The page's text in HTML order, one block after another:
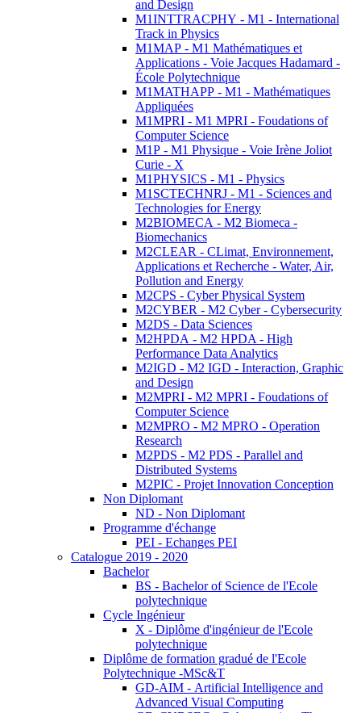
and Design
M1INTTRACPHY - M1 - International
Track in Physics
M1MAP - M1 Mathématiques et
Applications - Voie Jacques Hadamard -
École Polytechnique
M1MATHAPP - M1 - Mathématiques
Appliquées
M1MPRI - M1 MPRI - Foudations of
Computer Science
M1P - M1 Physique - Voie Irène Joliot
Curie - X
M1PHYSICS - M1 - Physics
M1SCTECHNRJ - M1 - Sciences and
Technologies for Energy
M2BIOMECA - M2 Biomeca -
Biomechanics
M2CLEAR - CLimat, Environnement,
Applications et Recherche - Water, Air,
Pollution and Energy
M2CPS - Cyber Physical System
M2CYBER - M2 Cyber - Cybersecurity
M2DS - Data Sciences
M2HPDA - M2 HPDA - High
Performance Data Analytics
M2IGD - M2 IGD - Interaction, Graphic
and Design
M2MPRI - M2 MPRI - Foudations of
Computer Science
M2MPRO - M2 MPRO - Operation
Research
M2PDS - M2 PDS - Parallel and
Distributed Systems
M2PIC - Projet Innovation Conception
Non Diplomant
ND - Non Diplomant
Programme d'échange
PEI - Echanges PEI
Catalogue 2019 - 2020
Bachelor
BS - Bachelor of Science de l'Ecole
polytechnique
Cycle Ingénieur
X - Diplôme d'ingénieur de l'Ecole
polytechnique
Diplôme de formation gradué de l'Ecole
Polytechnique -MSc&T
GD-AIM - Artificial Intelligence and
Advanced Visual Computing